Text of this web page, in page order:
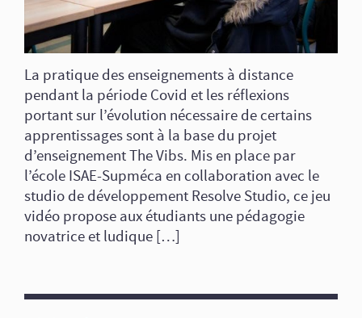
La pratique des enseignements à distance
pendant la période Covid et les réflexions
portant sur l’évolution nécessaire de certains
apprentissages sont à la base du projet
d’enseignement The Vibs. Mis en place par
l’école ISAE-Supméca en collaboration avec le
studio de développement Resolve Studio, ce jeu
vidéo propose aux étudiants une pédagogie
novatrice et ludique […]